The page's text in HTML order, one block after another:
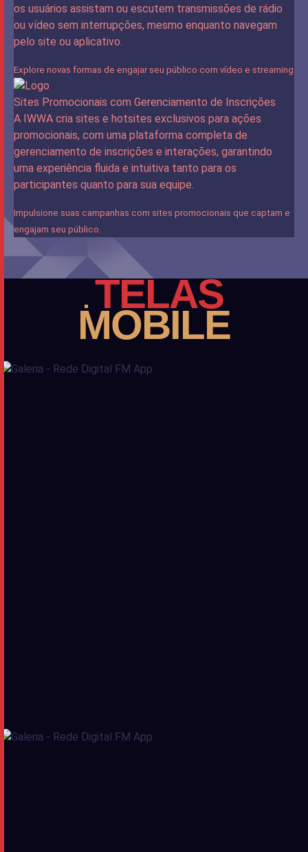
os usuários assistam ou escutem transmissões de rádio
ou vídeo sem interrupções, mesmo enquanto navegam
pelo site ou aplicativo.
Explore novas formas de engajar seu público com vídeo e streaming
Sites Promocionais com Gerenciamento de Inscrições
A IWWA cria sites e hotsites exclusivos para ações
promocionais, com uma plataforma completa de
gerenciamento de inscrições e interações, garantindo
uma experiência fluida e intuitiva tanto para os
participantes quanto para sua equipe.
Impulsione suas campanhas com sites promocionais que captam e
engajam seu público.
TELAS
MOBILE